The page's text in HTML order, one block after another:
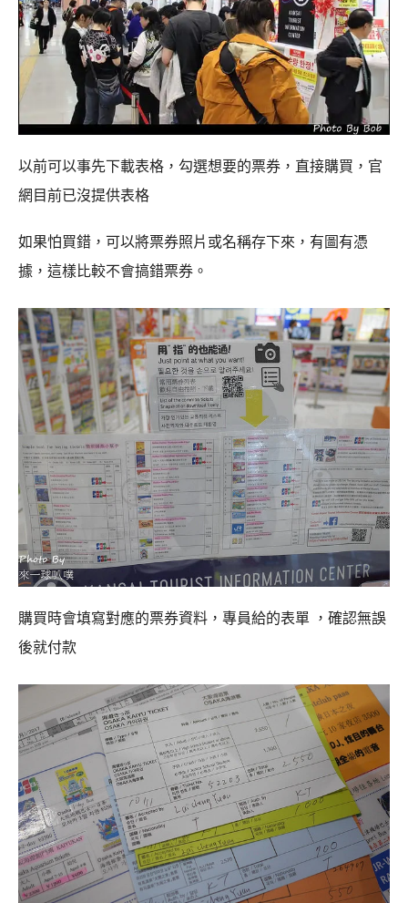
以前可以事先下載表格，勾選想要的票券，直接購買，官
網目前已沒提供表格
如果怕買錯，可以將票券照片或名稱存下來，有圖有憑
據，這樣比較不會搞錯票券。
購買時會填寫對應的票券資料，專員給的表單 ，確認無誤
後就付款